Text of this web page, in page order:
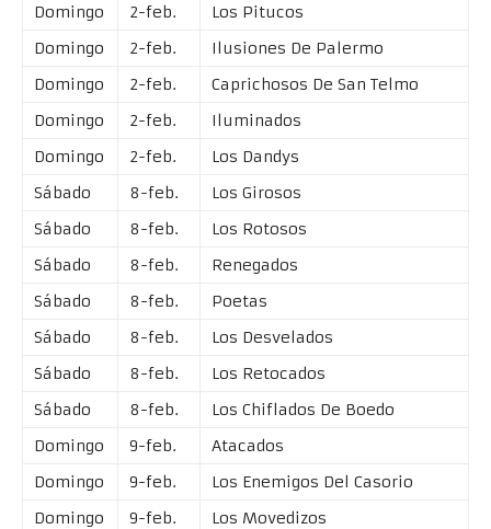
Domingo
2-feb.
Los Pitucos
Domingo
2-feb.
Ilusiones De Palermo
Domingo
2-feb.
Caprichosos De San Telmo
Domingo
2-feb.
Iluminados
Domingo
2-feb.
Los Dandys
Sábado
8-feb.
Los Girosos
Sábado
8-feb.
Los Rotosos
Sábado
8-feb.
Renegados
Sábado
8-feb.
Poetas
Sábado
8-feb.
Los Desvelados
Sábado
8-feb.
Los Retocados
Sábado
8-feb.
Los Chiflados De Boedo
Domingo
9-feb.
Atacados
Domingo
9-feb.
Los Enemigos Del Casorio
Domingo
9-feb.
Los Movedizos